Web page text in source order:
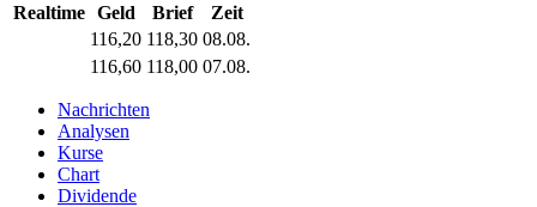
Realtime Geld Brief
Zeit
116,20 118,30 08.08.
116,60 118,00 07.08.
Nachrichten
Analysen
Kurse
Chart
Dividende